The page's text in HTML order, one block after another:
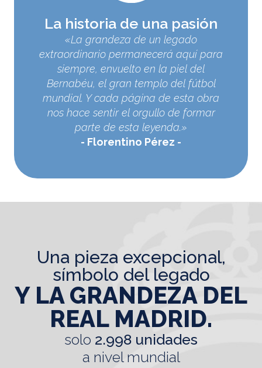
La historia de una pasión
«La grandeza de un legado
extraordinario permanecerá aquí para
siempre, envuelto en la piel del
Bernabéu, el gran templo del fútbol
mundial. Y cada página de esta obra
nos hace sentir el orgullo de formar
parte de esta leyenda.»
Florentino Pérez
una pieza excepcional,
símbolo del legado
Y LA GRANDEZA DEL
REAL MADRID.
solo 2.998 unidades
a nivel mundial